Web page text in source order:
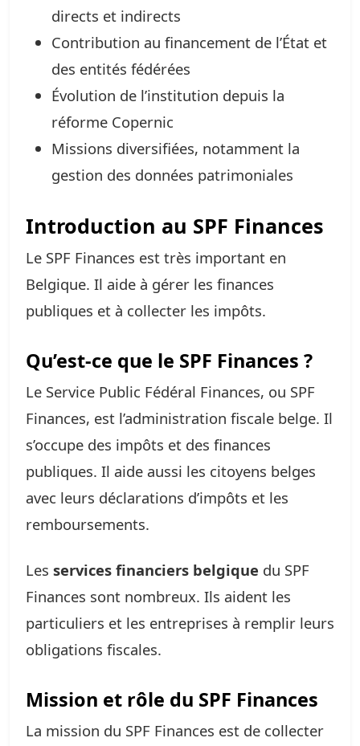
directs et indirects
Contribution au financement de l’État et
des entités fédérées
Évolution de l’institution depuis la
réforme Copernic
Missions diversifiées, notamment la
gestion des données patrimoniales
Introduction au SPF Finances
Le SPF Finances est très important en
Belgique. Il aide à gérer les finances
publiques et à collecter les impôts.
Qu’est-ce que le SPF Finances ?
Le Service Public Fédéral Finances, ou SPF
Finances, est l’administration fiscale belge. Il
s’occupe des impôts et des finances
publiques. Il aide aussi les citoyens belges
avec leurs déclarations d’impôts et les
remboursements.
Les services financiers belgique du SPF
Finances sont nombreux. Ils aident les
particuliers et les entreprises à remplir leurs
obligations fiscales.
Mission et rôle du SPF Finances
La mission du SPF Finances est de collecter